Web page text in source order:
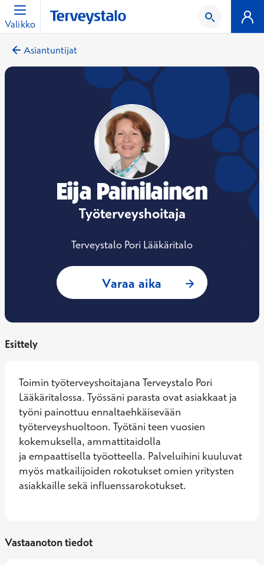
Valikko
Asiantuntijat
Eija Painilainen
Työterveyshoitaja
Terveystalo Pori Lääkäritalo
Varaa aika : Eija
Esittely
Toimin työterveyshoitajana Terveystalo Pori
Lääkäritalossa. Työssäni parasta ovat asiakkaat ja
työni painottuu ennaltaehkäisevään
työterveyshuoltoon. Työtäni teen vuosien
kokemuksella, ammattitaidolla
ja empaattisella työotteella. Palveluihini kuuluvat
myös matkailijoiden rokotukset omien yritysten
asiakkaille sekä influenssarokotukset.
Vastaanoton tiedot